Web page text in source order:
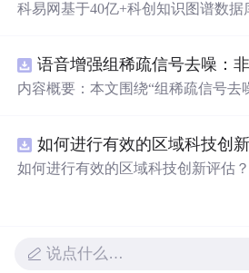
科易网基于40亿+科创知识图谱数
新领域的AI+数智化解决方案，推动
智能化发展。
内容概要：本文围绕“组稀疏信号去
则项克服传统稀疏恢复方法的局限
实际应用中实现更优的去噪性能。
提升信噪比和改善语音主观质量方
如何进行有效的区域科技创
如何进行有效的区域科技创新评估？
说点什么…